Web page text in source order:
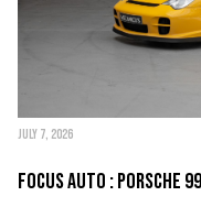
JULY 7, 2026
Focus Auto : Porsche